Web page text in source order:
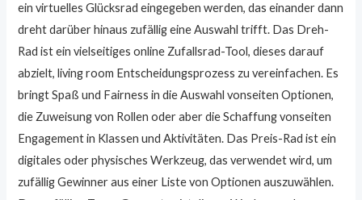
ein virtuelles Glücksrad eingegeben werden, das einander dann
dreht darüber hinaus zufällig eine Auswahl trifft. Das Dreh-
Rad ist ein vielseitiges online Zufallsrad-Tool, dieses darauf
abzielt, living room Entscheidungsprozess zu vereinfachen. Es
bringt Spaß und Fairness in die Auswahl vonseiten Optionen,
die Zuweisung von Rollen oder aber die Schaffung vonseiten
Engagement in Klassen und Aktivitäten. Das Preis-Rad ist ein
digitales oder physisches Werkzeug, das verwendet wird, um
zufällig Gewinner aus einer Liste von Optionen auszuwählen.